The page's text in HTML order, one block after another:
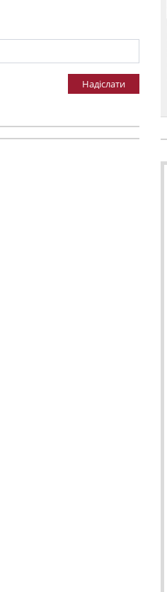
Надіслати